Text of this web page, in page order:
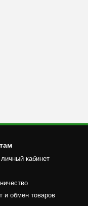
кабинет
и обмен товаров